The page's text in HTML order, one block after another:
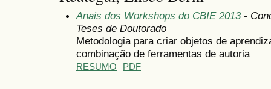
Anais dos Workshops do CBIE 2013-
Teses de Doutorado
Metodologia para criar objetos de
combinação de ferramentas de autoria
RESUMO PDF